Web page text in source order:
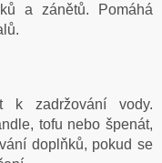
a zánětů. Pomáhá
k zadržování vody.
tofu nebo špenát,
doplňků, pokud se